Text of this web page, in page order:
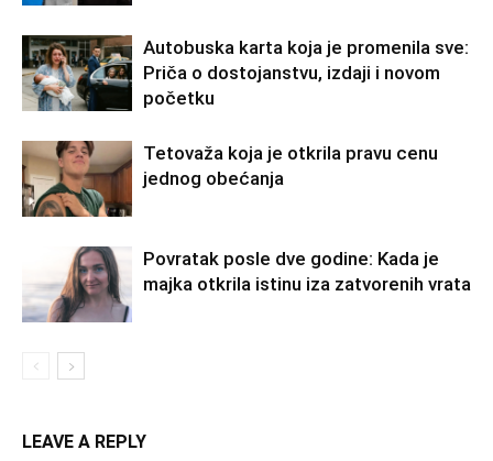
Autobuska karta koja je promenila sve:
Priča o dostojanstvu, izdaji i novom
početku
Tetovaža koja je otkrila pravu cenu
jednog obećanja
Povratak posle dve godine: Kada je
majka otkrila istinu iza zatvorenih vrata
LEAVE A REPLY